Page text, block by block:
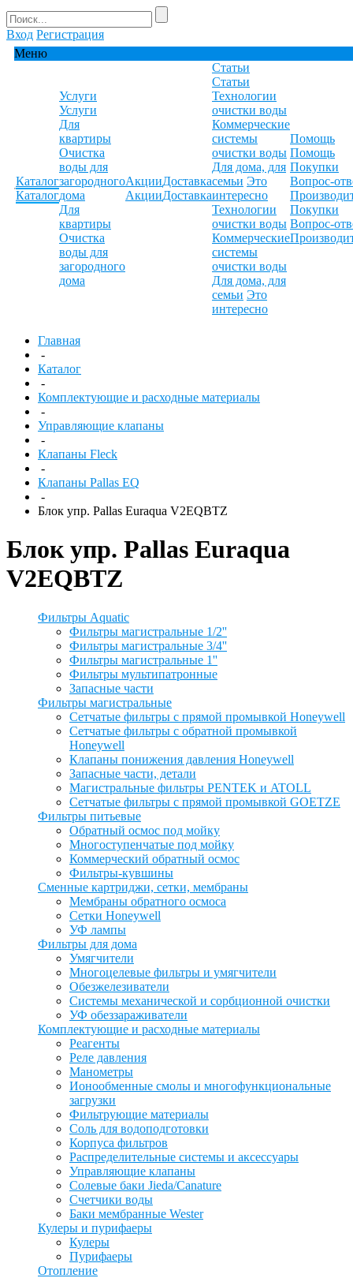
Вход Регистрация
Меню
Каталог
Каталог
Услуги
Услуги
Для
квартиры
Очистка
воды для
загородного
дома
Для
квартиры
Очистка
воды для
загородного
дома
Акции
Акции
Доставка
Доставка
Статьи
Статьи
Технологии
очистки воды
Коммерческие
системы
очистки воды
Для дома, для
семьи Это
интересно
Технологии
очистки воды
Коммерческие
системы
очистки воды
Для дома, для
семьи Это
интересно
Помощь
Помощь
Покупки
Вопрос-
Покупки
Вопрос-
Главная
-
Каталог
-
Комплектующие и расходные материалы
-
Управляющие клапаны
-
Клапаны Fleck
-
Клапаны Pallas EQ
-
Блок упр. Pallas Euraqua V2EQBTZ
Блок упр. Pallas Euraqua
V2EQBTZ
Фильтры Aquatic
Фильтры магистральные 1/2''
Фильтры магистральные 3/4''
Фильтры магистральные 1''
Фильтры мультипатронные
Запасные части
Фильтры магистральные
Сетчатые фильтры с прямой промывкой Honeywell
Сетчатые фильтры с обратной промывкой
Honeywell
Клапаны понижения давления Honeywell
Запасные части, детали
Магистральные фильтры PENTEK и ATOLL
Сетчатые фильтры с прямой промывкой GOETZE
Фильтры питьевые
Обратный осмос под мойку
Многоступенчатые под мойку
Коммерческий обратный осмос
Фильтры-кувшины
Сменные картриджи, сетки, мембраны
Мембраны обратного осмоса
Сетки Honeywell
УФ лампы
Фильтры для дома
Умягчители
Многоцелевые фильтры и умягчители
Обезжелезиватели
Системы механической и сорбционной очистки
УФ обеззараживатели
Комплектующие и расходные материалы
Реагенты
Реле давления
Манометры
Ионообменные смолы и многофункциональные
загрузки
Фильтрующие материалы
Соль для водоподготовки
Корпуса фильтров
Распределительные системы и аксессуары
Управляющие клапаны
Солевые баки Jieda/Canature
Счетчики воды
Баки мембранные Wester
Кулеры и пурифаеры
Кулеры
Пурифаеры
Отопление